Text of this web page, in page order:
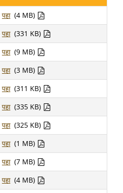
पहा (4 MB)
पहा (331 KB)
पहा (9 MB)
पहा (3 MB)
पहा (311 KB)
पहा (335 KB)
पहा (325 KB)
पहा (1 MB)
पहा (7 MB)
पहा (4 MB)